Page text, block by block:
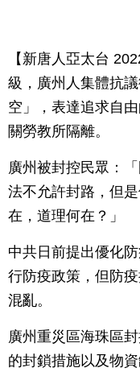
【新唐人亞太台
級，廣州人集體抗
空」，表達追求自
關勞教所隔離。
廣州被封控民眾：
法不允許封路，但
在，道理何在？」
中共日前提出優化
行防疫政策，但防
混亂。
廣州重災區海珠區
的封鎖措施以及物